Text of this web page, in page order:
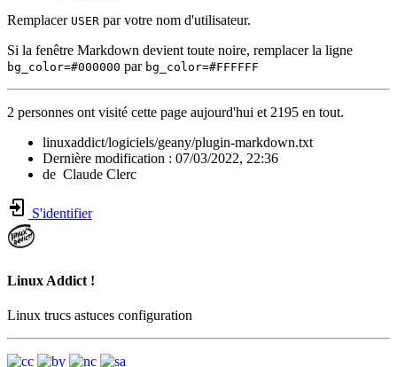
Remplacer USER par votre nom d'utilisateur.
Si la fenêtre Markdown devient toute noire, remplacer la ligne
bg_color=#000000 par bg_color=#FFFFFF
2 personnes ont visité cette page aujourd'hui et 2195 en tout.
linuxaddict/logiciels/geany/plugin-markdown.txt
Dernière modification : 07/03/2022, 22:36
de Claude Clerc
S'identifier
Linux Addict !
Linux trucs astuces configuration